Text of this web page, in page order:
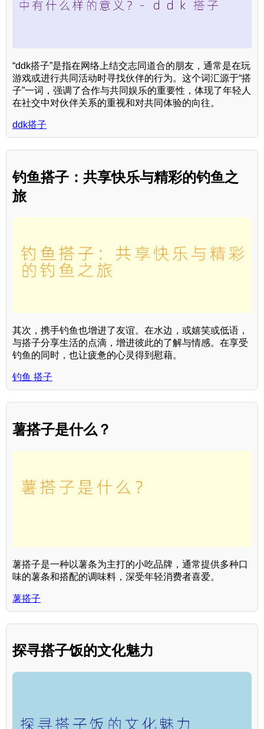
“ddk搭子”是指在网络上结交志同道合的朋友，通常是在玩
游戏或进行共同活动时寻找伙伴的行为。这个词汇源于“搭
子”一词，强调了合作与共同娱乐的重要性，体现了年轻人
在社交中对伙伴关系的重视和对共同体验的向往。
ddk搭子
钓鱼搭子：共享快乐与精彩的钓鱼之
旅
其次，携手钓鱼也增进了友谊。在水边，或嬉笑或低语，
与搭子分享生活的点滴，增进彼此的了解与情感。在享受
钓鱼的同时，也让疲惫的心灵得到慰藉。
钓鱼 搭子
薯搭子是什么？
薯搭子是一种以薯条为主打的小吃品牌，通常提供多种口
味的薯条和搭配的调味料，深受年轻消费者喜爱。
薯搭子
探寻搭子饭的文化魅力